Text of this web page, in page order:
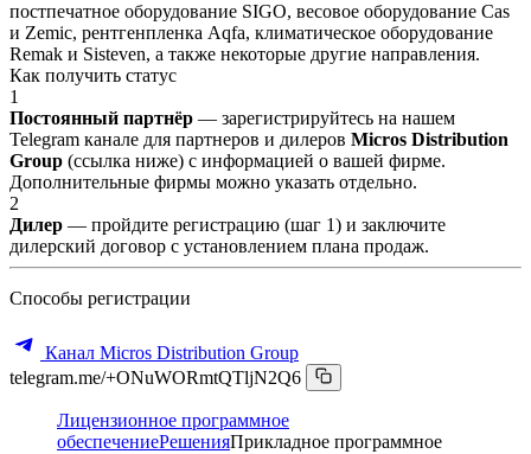
постпечатное оборудование SIGO, весовое оборудование Cas
и Zemic, рентгенпленка Aqfa, климатическое оборудование
Remak и Sisteven, а также некоторые другие направления.
Как получить статус
1
Постоянный партнёр — зарегистрируйтесь на нашем
Telegram канале для партнеров и дилеров Micros Distribution
Group (ссылка ниже) с информацией о вашей фирме.
Дополнительные фирмы можно указать отдельно.
2
Дилер — пройдите регистрацию (шаг 1) и заключите
дилерский договор с установлением плана продаж.
Способы регистрации
Канал Micros Distribution Group
telegram.me/+ONuWORmtQTljN2Q6
Лицензионное программное
обеспечениеРешенияПрикладное программное